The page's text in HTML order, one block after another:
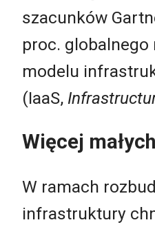
szacunków
proc. globalnego
modelu
(IaaS,
Więcej
W ramach
infrastruktury